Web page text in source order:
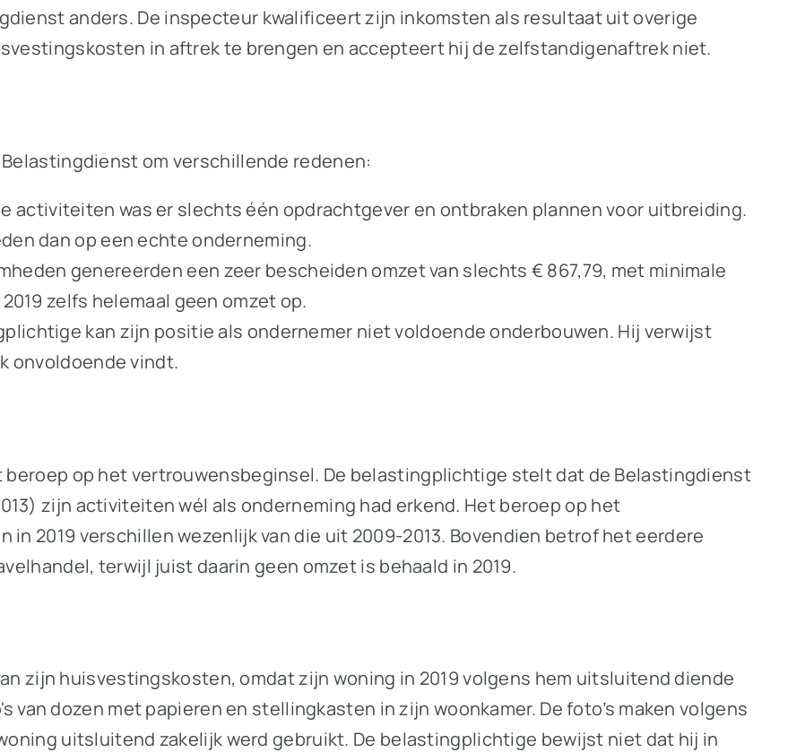
anders. De inspecteur kwalificeert zijn inkomsten als resultaat uit overige
in aftrek te brengen en accepteert hij de zelfstandigenaftrek niet.
om verschillende redenen:
activiteiten was er slechts één opdrachtgever en ontbraken plannen voor uitbreiding.
dan op een echte onderneming.
genereerden een zeer bescheiden omzet van slechts € 867,79, met minimale
zelfs helemaal geen omzet op.
kan zijn positie als ondernemer niet voldoende onderbouwen. Hij verwijst
onvoldoende vindt.
beroep op het vertrouwensbeginsel. De belastingplichtige stelt dat de Belastingdienst
zijn activiteiten wél als onderneming had erkend. Het beroep op het
2019 verschillen wezenlijk van die uit 2009-2013. Bovendien betrof het eerdere
terwijl juist daarin geen omzet is behaald in 2019.
zijn huisvestingskosten, omdat zijn woning in 2019 volgens hem uitsluitend diende
dozen met papieren en stellingkasten in zijn woonkamer. De foto’s maken volgens
uitsluitend zakelijk werd gebruikt. De belastingplichtige bewijst niet dat hij in